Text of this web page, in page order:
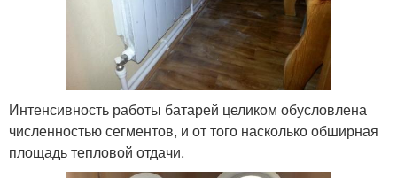
Интенсивность работы батарей целиком обусловлена
численностью сегментов, и от того насколько обширная
площадь тепловой отдачи.